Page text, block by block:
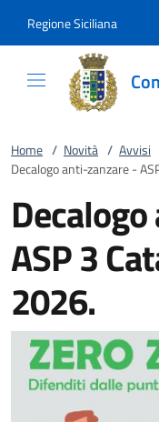
Regione Siciliana
Home / Novità / Avvisi
Decalogo anti-zanzare -
ASP 3
2026.